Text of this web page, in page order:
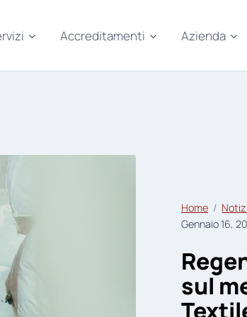
Accreditamenti Azienda
Home
Gennaio 16,
sul